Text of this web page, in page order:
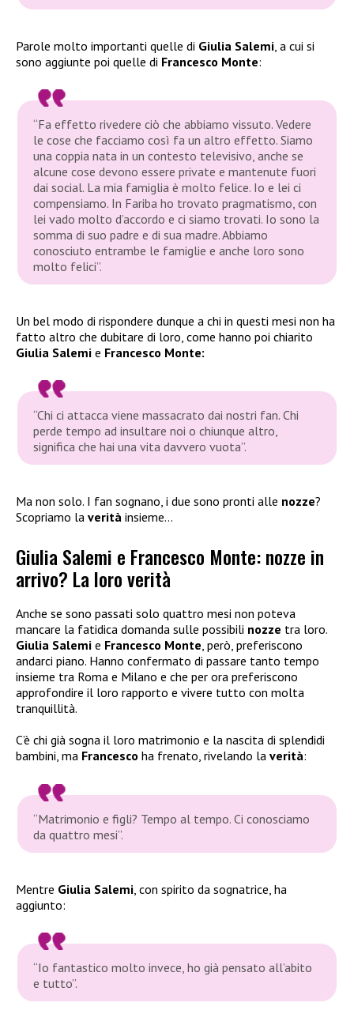
Parole molto importanti quelle di Giulia Salemi , a cui si
sono aggiunte poi quelle di Francesco Monte:
“Fa effetto rivedere ciò che abbiamo vissuto. Vedere
le cose che facciamo così fa un altro effetto. Siamo
una coppia nata in un contesto televisivo, anche se
alcune cose devono essere private e mantenute fuori
dai social. La mia famiglia è molto felice. Io e lei ci
compensiamo. In Fariba ho trovato pragmatismo, con
lei vado molto d’accordo e ci siamo trovati. Io sono la
somma di suo padre e di sua madre. Abbiamo
conosciuto entrambe le famiglie e anche loro sono
molto felici”.
Un bel modo di rispondere dunque a chi in questi mesi non ha
fatto altro che dubitare di loro, come hanno poi chiarito
Giulia Salemi e Francesco Monte:
“Chi ci attacca viene massacrato dai nostri fan. Chi
perde tempo ad insultare noi o chiunque altro,
significa che hai una vita davvero vuota”.
Ma non solo. I fan sognano, i due sono pronti alle nozze?
Scopriamo la verità insieme…
Giulia Salemi e Francesco Monte: nozze in
arrivo? La loro verità
Anche se sono passati solo quattro mesi non poteva
mancare la fatidica domanda sulle possibili nozze tra loro.
Giulia Salemi e Francesco Monte, però, preferiscono
andarci piano. Hanno confermato di passare tanto tempo
insieme tra Roma e Milano e che per ora preferiscono
approfondire il loro rapporto e vivere tutto con molta
tranquillità.
C’è chi già sogna il loro matrimonio e la nascita di splendidi
bambini, ma Francesco ha frenato, rivelando la verità:
“Matrimonio e figli? Tempo al tempo. Ci conosciamo
da quattro mesi”.
Mentre Giulia Salemi , con spirito da sognatrice, ha
aggiunto:
“Io fantastico molto invece, ho già pensato all’abito
e tutto”.